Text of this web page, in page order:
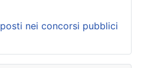
nei concorsi pubblici